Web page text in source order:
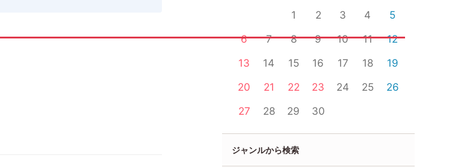
1 2 3 4
5
6
7 8 9 10 11
12
13
14 15 16 17 18
19
20
21 22 23 24 25
26
27
28 29 30
ジャンルから検索